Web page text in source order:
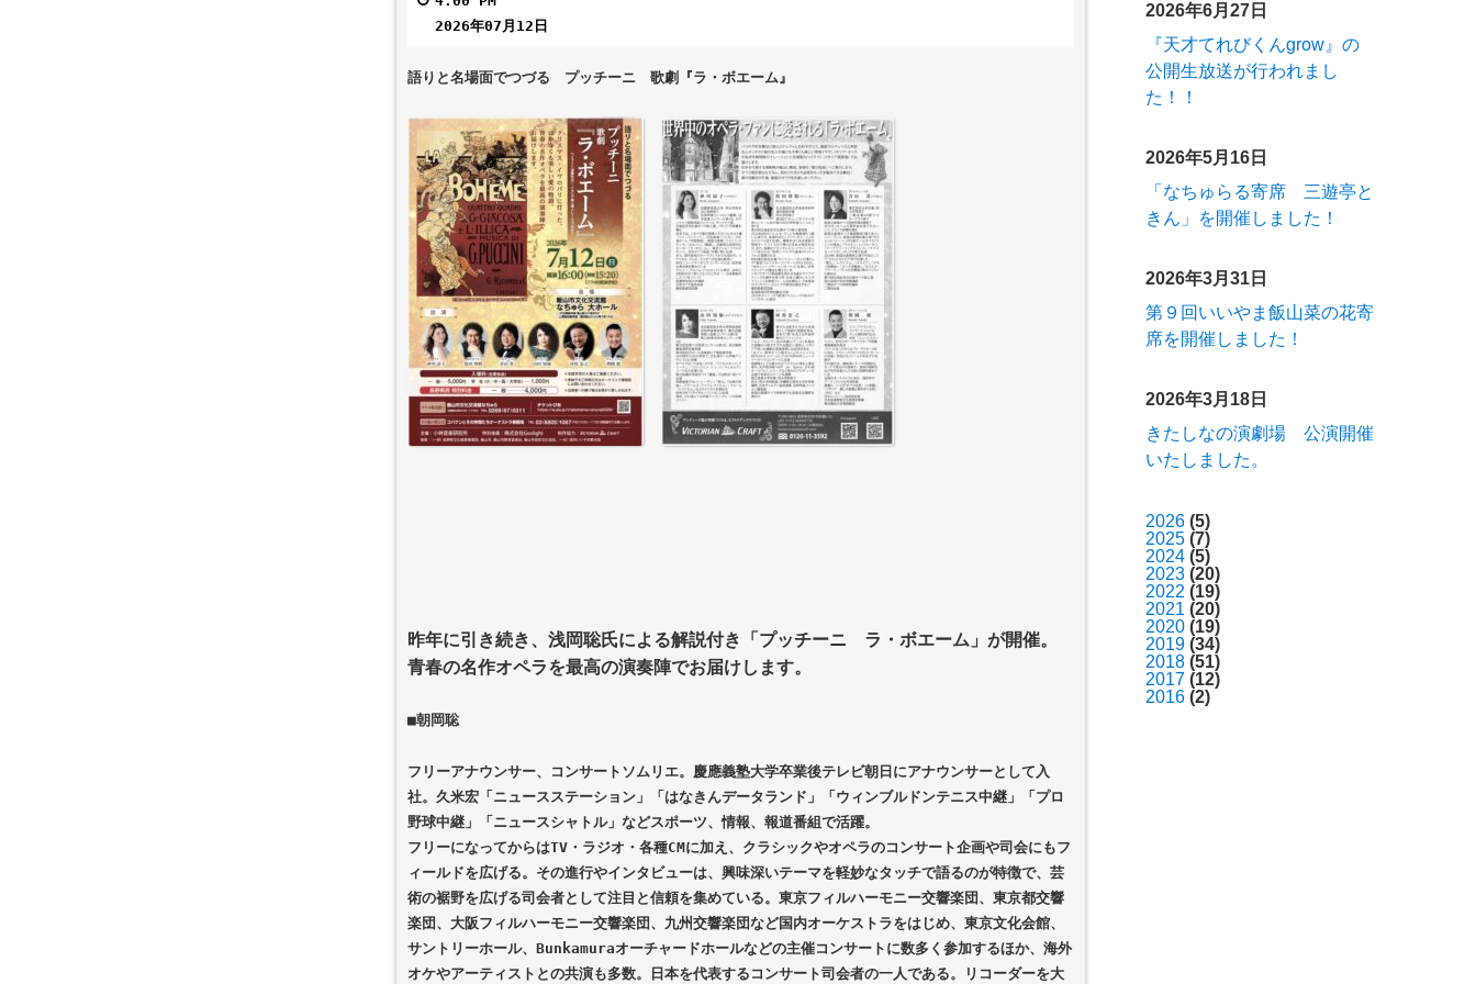
『ラ・
2026年07月12日
語りと名場面でつづる プッチーニ 歌劇『ラ・ボエーム』
昨年に引き続き、浅岡聡氏による解説付き「プッチーニ ラ・ボエーム」が開催。
青春の名作オペラを最高の演奏陣でお届けします。
■朝岡聡
フリーアナウンサー、コンサートソムリエ。慶應義塾大学卒業後テレビ朝日にアナウンサーとして入
社。久米宏「ニュースステーション」「はなきんデータランド」「ウィンブルドンテニス中継」「プロ
野球中継」「ニュースシャトル」などスポーツ、情報、報道番組で活躍。
フリーになってからはTV・ラジオ・各種CMに加え、クラシックやオペラのコンサート企画や司会にもフ
ィールドを広げる。その進行やインタビューは、興味深いテーマを軽妙なタッチで語るのが特徴で、芸
術の裾野を広げる司会者として注目と信頼を集めている。東京フィルハーモニー交響楽団、東京都交響
楽団、大阪フィルハーモニー交響楽団、九州交響楽団など国内オーケストラをはじめ、東京文化会館、
サントリーホール、Bunkamuraオーチャードホールなどの主催コンサートに数多く参加するほか、海外
オケやアーティストとの共演も多数。日本を代表するコンサート司会者の一人である。リコーダーを大
2026年6月27日
『天才てれびくんgrow』の
公開生放送が行われまし
た！！
2026年5月16日
「なちゅらる寄席 三遊亭と
きん」を開催しました！
2026年3月31日
第９回いいやま飯山菜の花寄
席を開催しました！
2026年3月18日
きたしなの演劇場 公演開催
いたしました。
2026 (5)
2025 (7)
2024 (5)
2023 (20)
2022 (19)
2021 (20)
2020 (19)
2019 (34)
2018 (51)
2017 (12)
2016 (2)